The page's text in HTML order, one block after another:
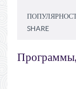
SHARE